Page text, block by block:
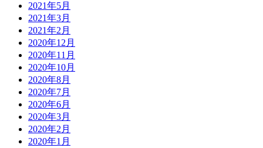
2021年5月
2021年3月
2021年2月
2020年12月
2020年11月
2020年10月
2020年8月
2020年7月
2020年6月
2020年3月
2020年2月
2020年1月